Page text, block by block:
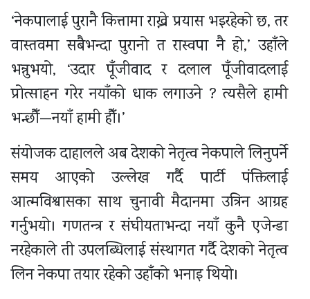
‘नेकपालाई पुरानै कित्तामा राख्ने प्रयास भइरहेको छ, तर
वास्तवमा सबैभन्दा पुरानो त रास्वपा नै हो,’ उहाँले
भन्नुभयो, ‘उदार पूँजीवाद र दलाल पूँजीवादलाई
प्रोत्साहन गरेर नयाँको धाक लगाउने ? त्यसैले हामी
भन्छौँ—नयाँ हामी हौँ।’
संयोजक दाहालले अब देशको नेतृत्व नेकपाले लिनुपर्ने
समय आएको उल्लेख गर्दै पार्टी पंक्तिलाई
आत्मविश्वासका साथ चुनावी मैदानमा उत्रिन आग्रह
गर्नुभयो। गणतन्त्र र संघीयताभन्दा नयाँ कुनै एजेन्डा
नरहेकाले ती उपलब्धिलाई संस्थागत गर्दै देशको नेतृत्व
लिन नेकपा तयार रहेको उहाँको भनाइ थियो।